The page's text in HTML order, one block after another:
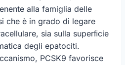
alla famiglia delle
che è in grado di legare
sia sulla superﬁcie
degli epatociti.
PCSK9 favorisce